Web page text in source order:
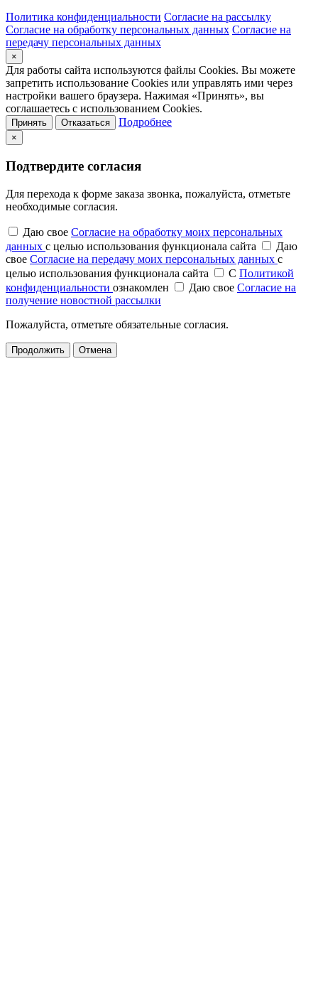
Политика конфиденциальности Согласие на рассылку
Согласие на обработку персональных данных Согласие на
передачу персональных данных
×
Для работы сайта используются файлы Cookies. Вы можете
запретить использование Cookies или управлять ими через
настройки вашего браузера. Нажимая «Принять», вы
соглашаетесь с использованием Cookies.
Принять Отказаться Подробнее
×
Подтвердите согласия
Для перехода к форме заказа звонка, пожалуйста, отметьте
необходимые согласия.
Даю свое Согласие на обработку моих персональных
данных с целью использования функционала сайта
Даю
свое Согласие на передачу моих персональных данных с
целью использования функционала сайта
С Политикой
конфиденциальности ознакомлен Даю свое Согласие на
получение новостной рассылки
Пожалуйста, отметьте обязательные согласия.
Продолжить Отмена